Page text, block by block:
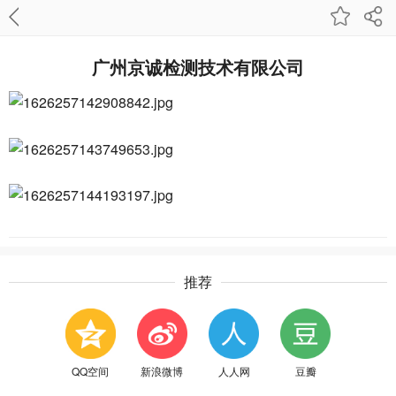
广州京诚检测技术有限公司
推荐
QQ空间 新浪微博 人人网 豆瓣